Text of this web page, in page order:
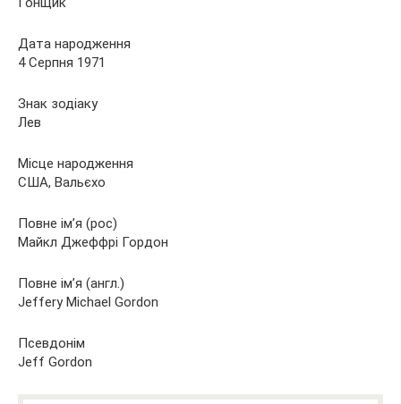
Дата народження
4 Серпня 1971
Знак зодіаку
Лев
Місце народження
США, Вальєхо
Повне ім’я (рос)
Майкл Джеффрі Гордон
Повне ім’я (англ.)
Jeffery Michael Gordon
Псевдонім
Jeff Gordon